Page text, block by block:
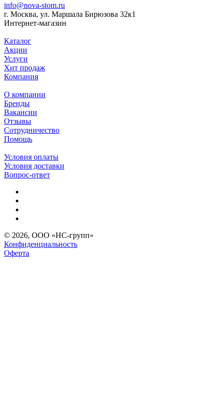
info@nova-stom.ru
г. Москва, ул. Маршала Бирюзова 32к1
Интернет-магазин
Каталог
Акции
Услуги
Хит продаж
Компания
О компании
Бренды
Вакансии
Отзывы
Сотрудничество
Помощь
Условия оплаты
Условия доставки
Вопрос-ответ
© 2026, ООО «НС-групп»
Конфиденциальность
Оферта